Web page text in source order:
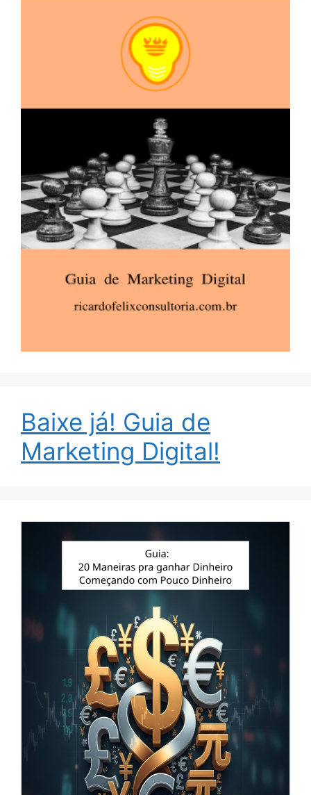
Baixe já! Guia de
Marketing Digital!